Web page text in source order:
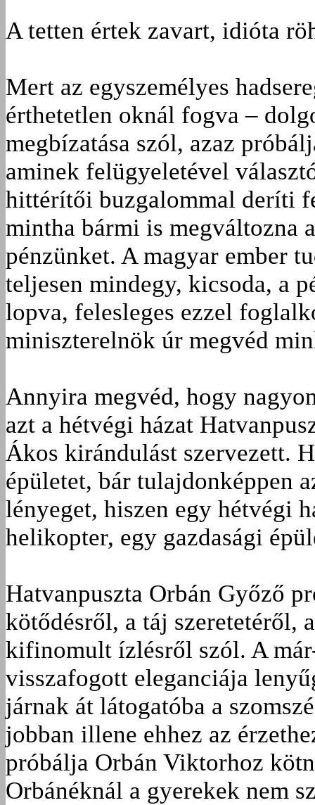
A tetten értek zavart, idióta
Mert az egyszemélyes
érthetetlen oknál fogva –
megbízatása szól, azaz
aminek felügyeletével
hittérítői buzgalommal deríti
mintha bármi is megváltozna
pénzünket. A magyar ember
teljesen mindegy, kicsoda, a
lopva, felesleges ezzel
miniszterelnök úr megvéd
Annyira megvéd, hogy
azt a hétvégi házat
Ákos kirándulást szervezett.
épületet, bár tulajdonképpen
lényeget, hiszen egy hétvégi
helikopter, egy gazdasági
Hatvanpuszta Orbán Győző
kötődésről, a táj szeretetéről,
kifinomult ízlésről szól. A
visszafogott eleganciája
járnak át látogatóba a
jobban illene ehhez az
próbálja Orbán Viktorhoz
Orbánéknál a gyerekek nem